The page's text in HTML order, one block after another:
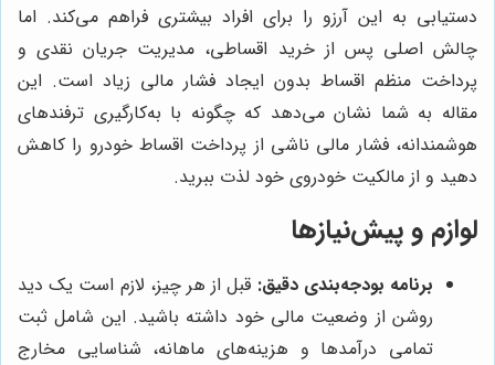
دستیابی به این آرزو را برای افراد بیشتری فراهم می‌کند. اما
چالش اصلی پس از خرید اقساطی، مدیریت جریان نقدی و
پرداخت منظم اقساط بدون ایجاد فشار مالی زیاد است. این
مقاله به شما نشان می‌دهد که چگونه با به‌کارگیری ترفندهای
هوشمندانه، فشار مالی ناشی از پرداخت اقساط خودرو را کاهش
دهید و از مالکیت خودروی خود لذت ببرید.
لوازم و پیش‌نیازها
برنامه بودجه‌بندی دقیق: قبل از هر چیز، لازم است یک دید
روشن از وضعیت مالی خود داشته باشید. این شامل ثبت
تمامی درآمدها و هزینه‌های ماهانه، شناسایی مخارج